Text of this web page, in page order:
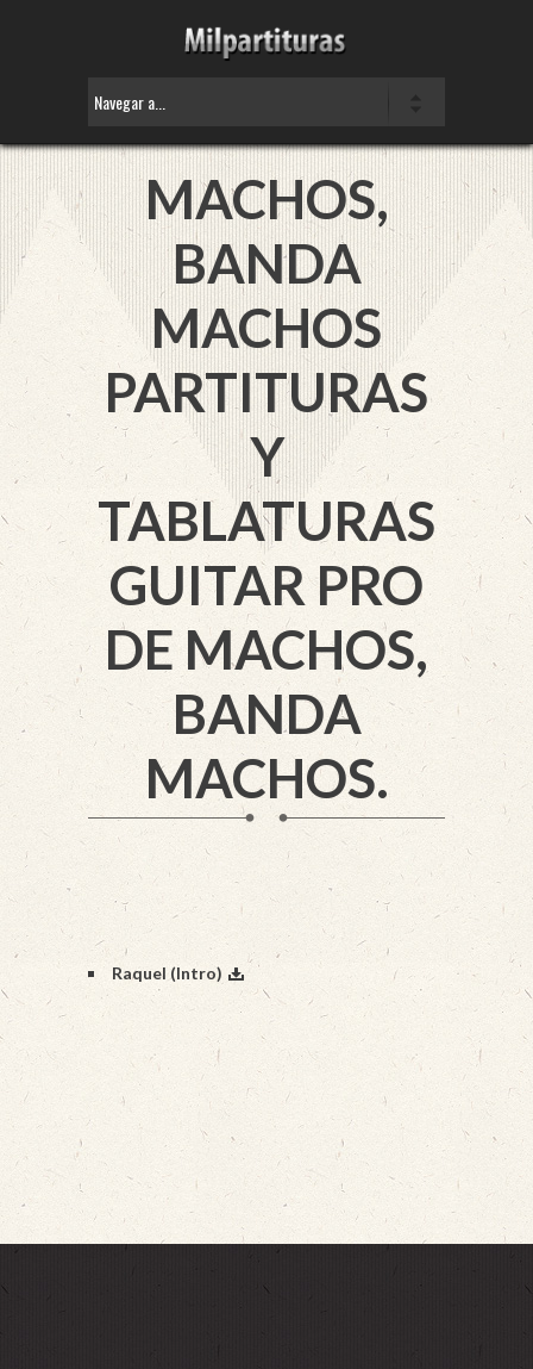
MACHOS,
BANDA
MACHOS
PARTITURAS
Y
TABLATURAS
GUITAR PRO
DE MACHOS,
BANDA
MACHOS.
Raquel (Intro)